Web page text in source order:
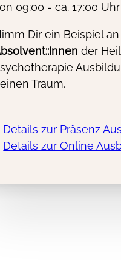
09:00 - ca. 17:00 Uhr
Dir ein Beispiel an
der
Traum.
Details zur Präsenz
Details zur Online